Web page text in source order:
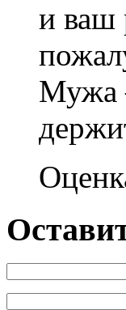
и ваш
Мужа